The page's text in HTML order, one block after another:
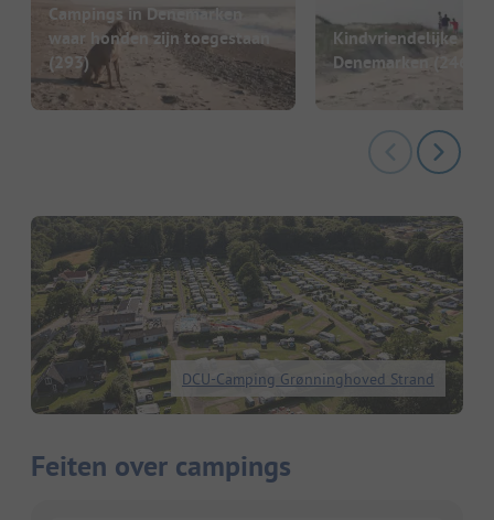
Campings in Denemarken
waar honden zijn toegestaan
(293)
Kindvriendelijke
Denemarken
DCU-Camping Grønninghoved Strand
Feiten over campings